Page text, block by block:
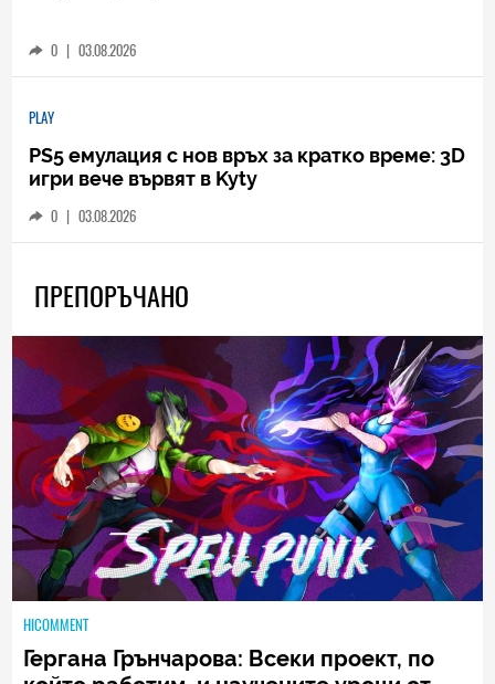
0 | 03.08.2026
PLAY
PS5 емулация с нов връх за кратко време: 3D
игри вече вървят в Kyty
0 | 03.08.2026
ПРЕПОРЪЧАНО
HICOMMENT
Гергана Грънчарова: Всеки проект, по